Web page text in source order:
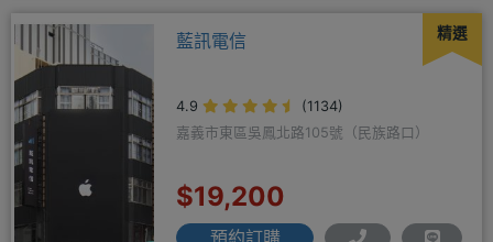
精選
藍訊電信
4.9
(1134)
嘉義市東區吳鳳北路105號（民族路口）
$19,200